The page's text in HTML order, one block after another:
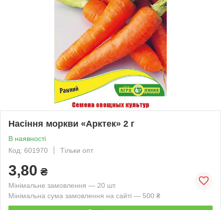
Насіння моркви «Арктек» 2 г
В наявності
Код: 601970
Тільки опт
3,80 ₴
Мінімальне замовлення — 20 шт.
Мінімальна сума замовлення на сайті — 500 ₴